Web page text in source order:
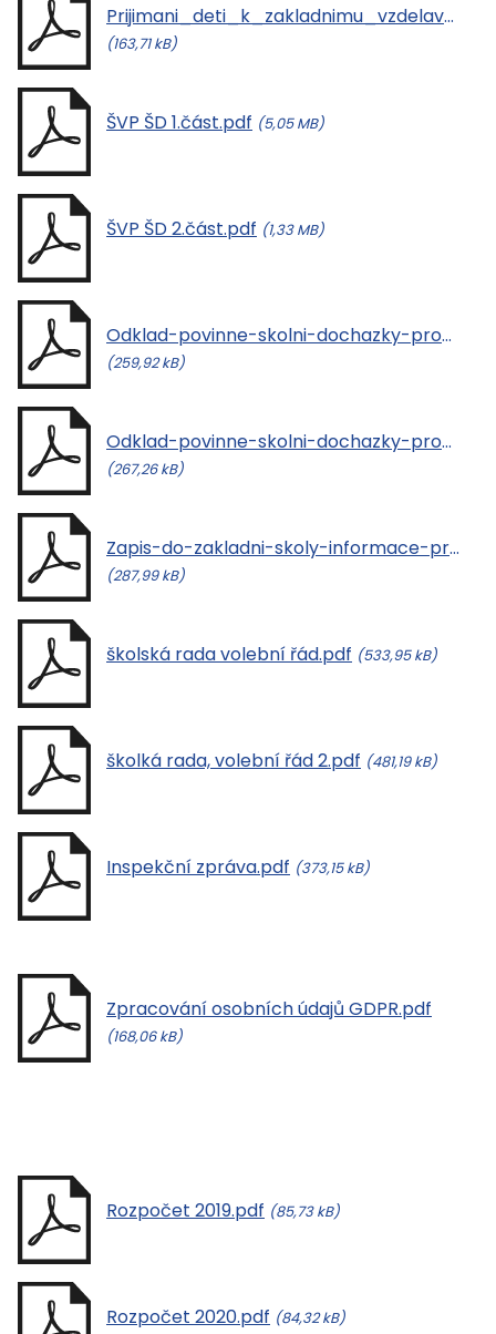
Prijimani_deti_k_zakladnimu_vzdelavani_Majdalena_aktualizovano.pdf
(163,71 kB)
ŠVP ŠD 1.část.pdf (5,05 MB)
ŠVP ŠD 2.část.pdf (1,33 MB)
Odklad-povinne-skolni-dochazky-pro-rodice.pdf
(259,92 kB)
Odklad-povinne-skolni-dochazky-pro-zakonne-zastupce.pdf
(267,26 kB)
Zapis-do-zakladni-skoly-informace-pro-zakonne-zastupce.pdf
(287,99 kB)
školská rada volební řád.pdf (533,95 kB)
školká rada, volební řád 2.pdf (481,19 kB)
Inspekční zpráva.pdf (373,15 kB)
Zpracování osobních údajů GDPR.pdf
(168,06 kB)
Rozpočet 2019.pdf (85,73 kB)
Rozpočet 2020.pdf (84,32 kB)